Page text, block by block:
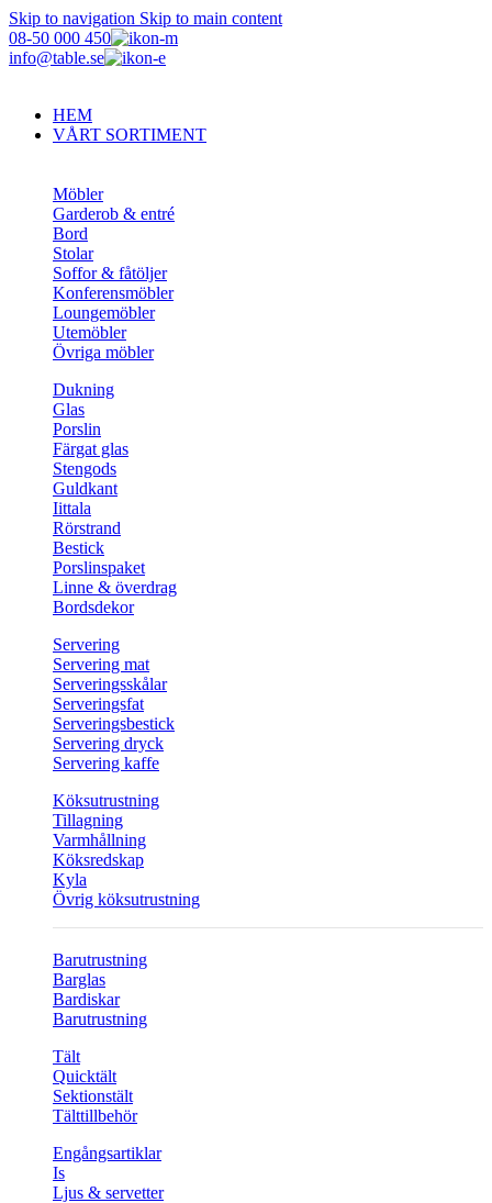
Skip to navigation Skip to main content
08-50 000 450
info@table.se
HEM
VÅRT SORTIMENT
Möbler
Garderob & entré
Bord
Stolar
Soffor & fåtöljer
Konferensmöbler
Loungemöbler
Utemöbler
Övriga möbler
Dukning
Glas
Porslin
Färgat glas
Stengods
Guldkant
Iittala
Rörstrand
Bestick
Porslinspaket
Linne & överdrag
Bordsdekor
Servering
Servering mat
Serveringsskålar
Serveringsfat
Serveringsbestick
Servering dryck
Servering kaffe
Köksutrustning
Tillagning
Varmhållning
Köksredskap
Kyla
Övrig köksutrustning
Barutrustning
Barglas
Bardiskar
Barutrustning
Tält
Quicktält
Sektionstält
Tälttillbehör
Engångsartiklar
Is
Ljus & servetter